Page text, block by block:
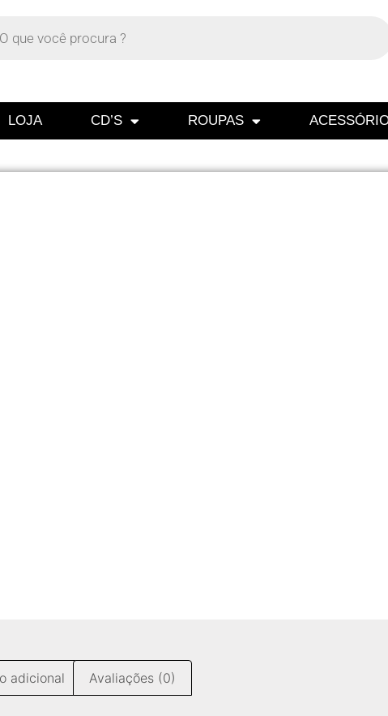
LOJA CD’S ROUPAS
adicional Avaliações (0)